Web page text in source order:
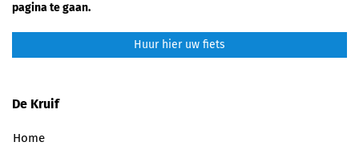
pagina te gaan.
Huur hier uw fiets
De Kruif
Home